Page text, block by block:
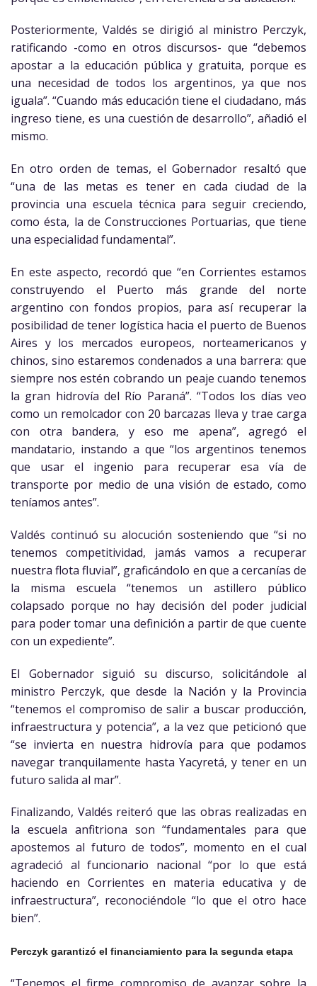
Posteriormente, Valdés se dirigió al ministro Perczyk,
ratificando -como en otros discursos- que “debemos
apostar a la educación pública y gratuita, porque es
una necesidad de todos los argentinos, ya que nos
iguala”. “Cuando más educación tiene el ciudadano, más
ingreso tiene, es una cuestión de desarrollo”, añadió el
mismo.
En otro orden de temas, el Gobernador resaltó que
“una de las metas es tener en cada ciudad de la
provincia una escuela técnica para seguir creciendo,
como ésta, la de Construcciones Portuarias, que tiene
una especialidad fundamental”.
En este aspecto, recordó que “en Corrientes estamos
construyendo el Puerto más grande del norte
argentino con fondos propios, para así recuperar la
posibilidad de tener logística hacia el puerto de Buenos
Aires y los mercados europeos, norteamericanos y
chinos, sino estaremos condenados a una barrera: que
siempre nos estén cobrando un peaje cuando tenemos
la gran hidrovía del Río Paraná”. “Todos los días veo
como un remolcador con 20 barcazas lleva y trae carga
con otra bandera, y eso me apena”, agregó el
mandatario, instando a que “los argentinos tenemos
que usar el ingenio para recuperar esa vía de
transporte por medio de una visión de estado, como
teníamos antes”.
Valdés continuó su alocución sosteniendo que “si no
tenemos competitividad, jamás vamos a recuperar
nuestra flota fluvial”, graficándolo en que a cercanías de
la misma escuela “tenemos un astillero público
colapsado porque no hay decisión del poder judicial
para poder tomar una definición a partir de que cuente
con un expediente”.
El Gobernador siguió su discurso, solicitándole al
ministro Perczyk, que desde la Nación y la Provincia
“tenemos el compromiso de salir a buscar producción,
infraestructura y potencia”, a la vez que peticionó que
“se invierta en nuestra hidrovía para que podamos
navegar tranquilamente hasta Yacyretá, y tener en un
futuro salida al mar”.
Finalizando, Valdés reiteró que las obras realizadas en
la escuela anfitriona son “fundamentales para que
apostemos al futuro de todos”, momento en el cual
agradeció al funcionario nacional “por lo que está
haciendo en Corrientes en materia educativa y de
infraestructura”, reconociéndole “lo que el otro hace
bien”.
Perczyk garantizó el financiamiento para la segunda etapa